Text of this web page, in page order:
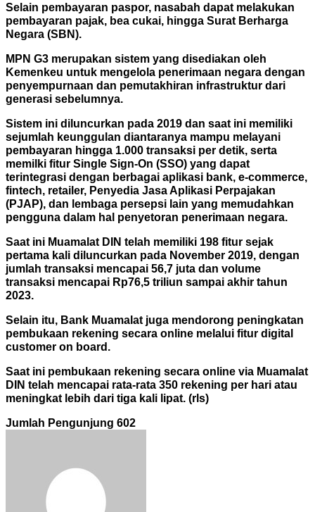
Selain pembayaran paspor, nasabah dapat melakukan
pembayaran pajak, bea cukai, hingga Surat Berharga
Negara (SBN).
MPN G3 merupakan sistem yang disediakan oleh
Kemenkeu untuk mengelola penerimaan negara dengan
penyempurnaan dan pemutakhiran infrastruktur dari
generasi sebelumnya.
Sistem ini diluncurkan pada 2019 dan saat ini memiliki
sejumlah keunggulan diantaranya mampu melayani
pembayaran hingga 1.000 transaksi per detik, serta
memilki fitur Single Sign-On (SSO) yang dapat
terintegrasi dengan berbagai aplikasi bank, e-commerce,
fintech, retailer, Penyedia Jasa Aplikasi Perpajakan
(PJAP), dan lembaga persepsi lain yang memudahkan
pengguna dalam hal penyetoran penerimaan negara.
Saat ini Muamalat DIN telah memiliki 198 fitur sejak
pertama kali diluncurkan pada November 2019, dengan
jumlah transaksi mencapai 56,7 juta dan volume
transaksi mencapai Rp76,5 triliun sampai akhir tahun
2023.
Selain itu, Bank Muamalat juga mendorong peningkatan
pembukaan rekening secara online melalui fitur digital
customer on board.
Saat ini pembukaan rekening secara online via Muamalat
DIN telah mencapai rata-rata 350 rekening per hari atau
meningkat lebih dari tiga kali lipat. (rls)
Jumlah Pengunjung 602